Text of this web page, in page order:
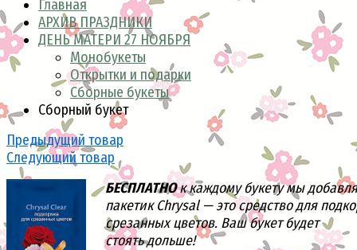
Главная
АРХИВ ПРАЗДНИКИ
ДЕНЬ МАТЕРИ 27 НОЯБРЯ
Монобукеты
Открытки и подарки
Сборные букеты
Сборный букет
Предыдущий товар
Следующий товар
БЕСПЛАТНОк каждому букету мы
пакетик Chrysal — это средство для
срезанных цветов. Ваш букет будет
стоять дольше!